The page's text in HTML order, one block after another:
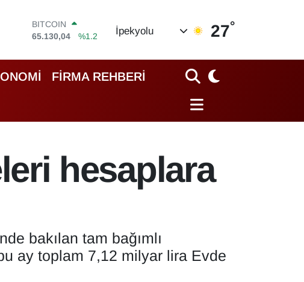
DOLAR
47,7106
%0.17
55,1652
%0.27
STERLİN
64,4046
%0.35
BİST100
65.130,04
İpekyolu 27°
FİRMA REHBERİ
hesaplara
bakılan tam bağımlı
ay toplam 7,12 milyar lira Evde